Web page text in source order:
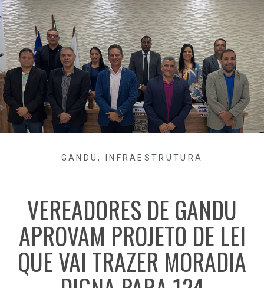
GANDU, INFRAESTRUTURA
VEREADORES DE GANDU
APROVAM PROJETO DE LEI
QUE VAI TRAZER MORADIA